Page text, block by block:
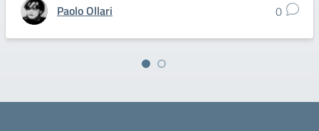
Paolo Ollari 0